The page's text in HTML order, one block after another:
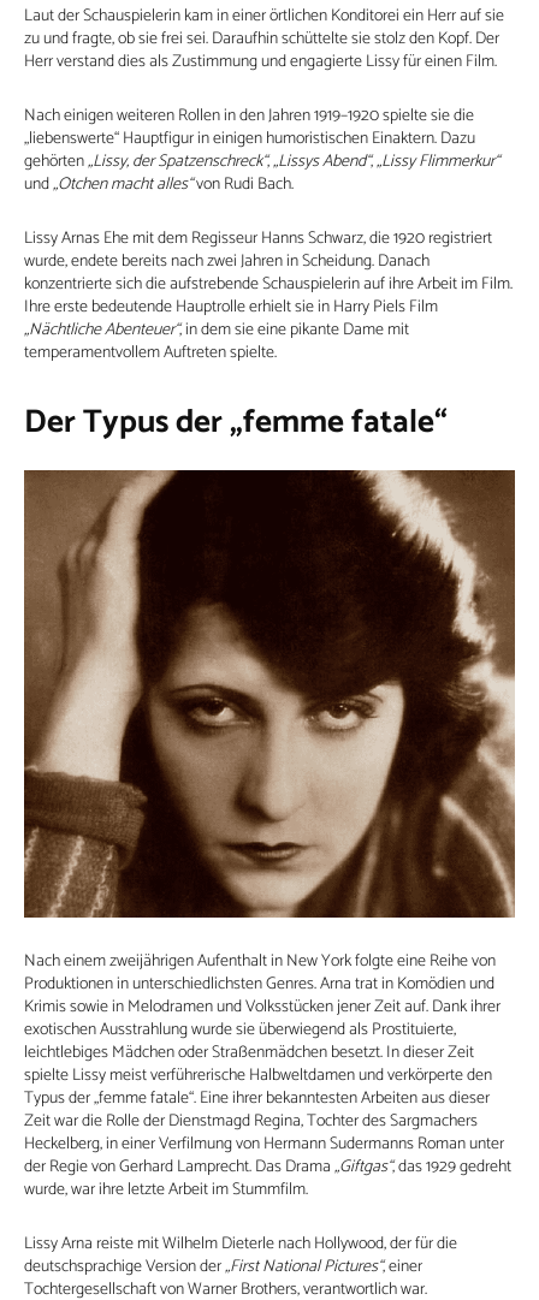
Laut der Schauspielerin kam in einer örtlichen Konditorei ein Herr auf sie
zu und fragte, ob sie frei sei. Daraufhin schüttelte sie stolz den Kopf. Der
Herr verstand dies als Zustimmung und engagierte Lissy für einen Film.
Nach einigen weiteren Rollen in den Jahren 1919–1920 spielte sie die
„liebenswerte“ Hauptfigur in einigen humoristischen Einaktern. Dazu
gehörten„Lissy, der Spatzenschreck“,„Lissys Abend“,„Lissy Flimmerkur“
und„Otchen macht alles“von Rudi Bach.
Lissy Arnas Ehe mit dem Regisseur Hanns Schwarz, die 1920 registriert
wurde, endete bereits nach zwei Jahren in Scheidung. Danach
konzentrierte sich die aufstrebende Schauspielerin auf ihre Arbeit im Film.
Ihre erste bedeutende Hauptrolle erhielt sie in Harry Piels Film
„Nächtliche Abenteuer“, in dem sie eine pikante Dame mit
temperamentvollem Auftreten spielte.
Der Typus der „femme fatale“
Nach einem zweijährigen Aufenthalt in New York folgte eine Reihe von
Produktionen in unterschiedlichsten Genres. Arna trat in Komödien und
Krimis sowie in Melodramen und Volksstücken jener Zeit auf. Dank ihrer
exotischen Ausstrahlung wurde sie überwiegend als Prostituierte,
leichtlebiges Mädchen oder Straßenmädchen besetzt. In dieser Zeit
spielte Lissy meist verführerische Halbweltdamen und verkörperte den
Typus der „femme fatale“. Eine ihrer bekanntesten Arbeiten aus dieser
Zeit war die Rolle der Dienstmagd Regina, Tochter des Sargmachers
Heckelberg, in einer Verfilmung von Hermann Sudermanns Roman unter
der Regie von Gerhard Lamprecht. Das Drama„Giftgas“, das 1929 gedreht
wurde, war ihre letzte Arbeit im Stummfilm.
Lissy Arna reiste mit Wilhelm Dieterle nach Hollywood, der für die
deutschsprachige Version der„First National Pictures“, einer
Tochtergesellschaft von Warner Brothers, verantwortlich war.